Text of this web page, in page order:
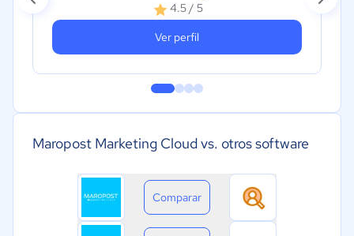
4.5 / 5
Ver perfil
Maropost Marketing Cloud vs. otros software
Comparar